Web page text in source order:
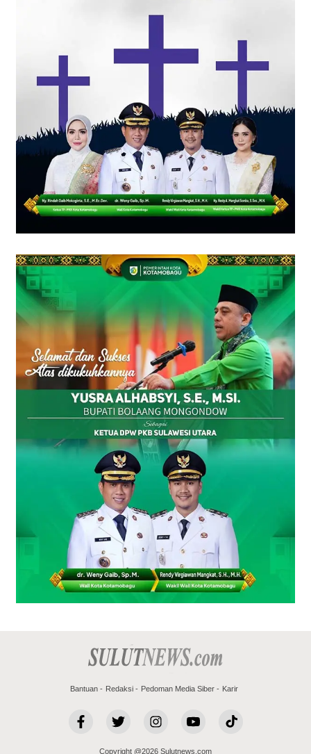
Bantuan Redaksi Pedoman Media Siber Karir
Copyright @2026 Sulutnews.com